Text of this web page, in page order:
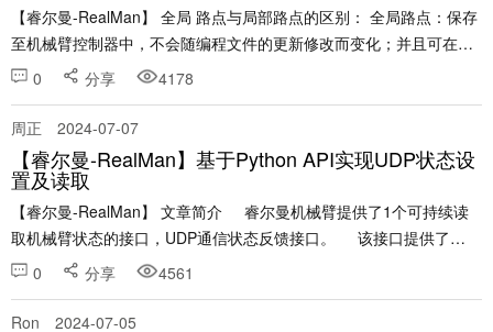
【睿尔曼-RealMan】 全局 路点与局部路点的区别： 全局路点：保存
至机械臂控制器中，不会随编程文件的更新修改而变化；并且可在多
个编程文件中调用。 局部路点：保存至编程文件中，若文件未保存，
0 分享 4178
周正 2024-07-07
【睿尔曼-RealMan】基于Python API实现UDP状态设
置及读取
【睿尔曼-RealMan】 文章简介 睿尔曼机械臂提供了1个可持续读
取机械臂状态的接口，UDP通信状态反馈接口。 该接口提供了
json......
0 分享 4561
Ron 2024-07-05